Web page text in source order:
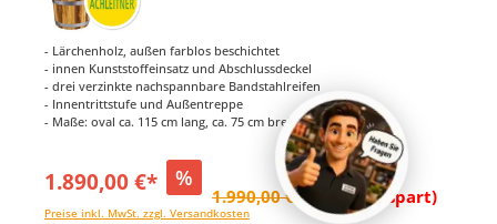
- Lärchenholz, außen farblos beschichtet
- innen Kunststoffeinsatz und Abschlussdeckel
- drei verzinkte nachspannbare Bandstahlreifen
- Innentrittstufe und Außentreppe
- Maße: oval ca. 115 cm lang, ca. 75 cm breit, ca. 100 cm hoch
1.890,00 €* %
1.990,00 €* (5.03% gespart)
Preise inkl. MwSt. zzgl. Versandkosten